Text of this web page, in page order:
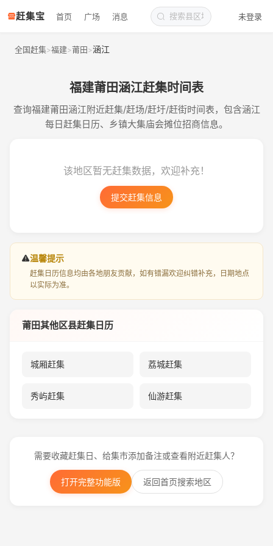
赶集宝 首页 广场 消息 未登录
全国赶集>福建>莆田>涵江
福建莆田涵江赶集时间表
查询福建莆田涵江附近赶集/赶场/赶圩/赶街时间表，包含涵江
每日赶集日历、乡镇大集庙会摊位招商信息。
该地区暂无赶集数据，欢迎补充！
提交赶集信息
温馨提示
赶集日历信息均由各地朋友贡献，如有错漏欢迎纠错补充，日期地点
以实际为准。
莆田其他区县赶集日历
城厢赶集 荔城赶集
秀屿赶集 仙游赶集
需要收藏赶集日、给集市添加备注或查看附近赶集人？
打开完整功能版 返回首页搜索地区